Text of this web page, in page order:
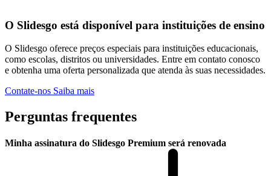
O Slidesgo está disponível para instituições de ensino
O Slidesgo oferece preços especiais para instituições educacionais,
como escolas, distritos ou universidades. Entre em contato conosco
e obtenha uma oferta personalizada que atenda às suas necessidades.
Contate-nos Saiba mais
Perguntas frequentes
Minha assinatura do Slidesgo Premium será renovada